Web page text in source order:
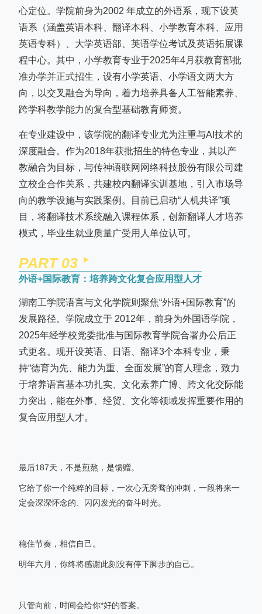
心定位。学院前身为2002 年成立的外语系，现下设英
语系（涵盖英语本科、翻译本科、小学教育本科、应用
英语专科）、大学英语部、英语学位考试及英语拓展课
程中心。其中，小学教育专业于2025年4月获教育部批
准办学并正式招生，设有小学英语、小学语文两大方
向，以交叉融合为导向，着力培养具备人工智能素养、
跨学科教学能力的复合型基础教育师资。
在专业建设中，该学院的翻译专业尤为注重与AI技术的
深度融合。作为2018年获批招生的特色专业，其以产
教融合为目标，与传神语联网网络科技股份有限公司建
立校企合作关系，共建校内翻译实训基地，引入市场导
向的教学设施与实践案例。目前已启动“人机共译”项
目，将翻译技术系统融入课程体系，创新翻译人才培养
模式，毕业生就业质量广受用人单位认可。
PART 03
外语+国际教育：培养跨文化复合应用型人才
湖南工学院语言与文化学院则聚焦“外语+国际教育”的
发展路径。学院成立于 2012年，前身为外国语学院，
2025年经学校党委批准与国际教育学院合署办公后正
式更名。现开设英语、日语、翻译3个本科专业，秉
持“德育为先、能力为重、全面发展”的育人理念，致力
于培养语言基本功扎实、文化素养广博、跨文化交际能
力突出，能在外事、经贸、文化等领域发挥重要作用的
复合应用型人才。
最后187天，不是煎熬，是馈赠。
它给了你一个纯粹的目标，一次心无旁骛的冲刺，一段将来一
定会深深怀念的、闪闪发光的奋斗时光。
稳住节奏，相信自己。
明年六月，你终将感谢此刻没有停下脚步的自己。
只管向前，时间会给你*好的答案。